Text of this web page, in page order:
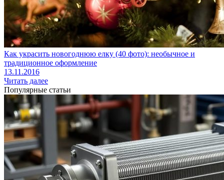
Как украсить новогоднюю елку (40 фото): необычное и
традиционное оформление
13.11.2016
Читать далее
Популярные статьи